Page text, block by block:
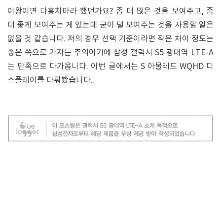
이왕이면 다홍치마라 했던가요? 좀 더 많은 것을 보여주고, 좀
더 좋게 보여주는 게 있는데 굳이 덜 보여주는 것을 사용할 일은
없을 것 같습니다. 저의 경우 선택 기준이라면 작은 차이 정도는
좋은 쪽으로 가자는 주의이기에 삼성 갤럭시 S5 광대역 LTE-A
는 만족으로 다가옵니다. 이번 글에서는 S 아몰레드 WQHD 디
스플레이를 다뤄봤습니다.